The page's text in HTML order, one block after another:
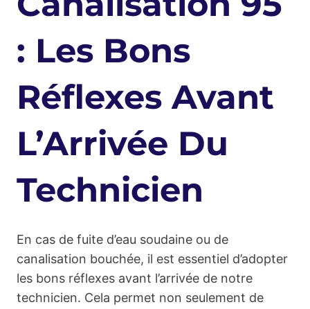
: Les Bons
Réflexes Avant
L’Arrivée Du
Technicien
En cas de fuite d’eau soudaine ou de
canalisation bouchée, il est essentiel d’adopter
les bons réflexes avant l’arrivée de notre
technicien. Cela permet non seulement de